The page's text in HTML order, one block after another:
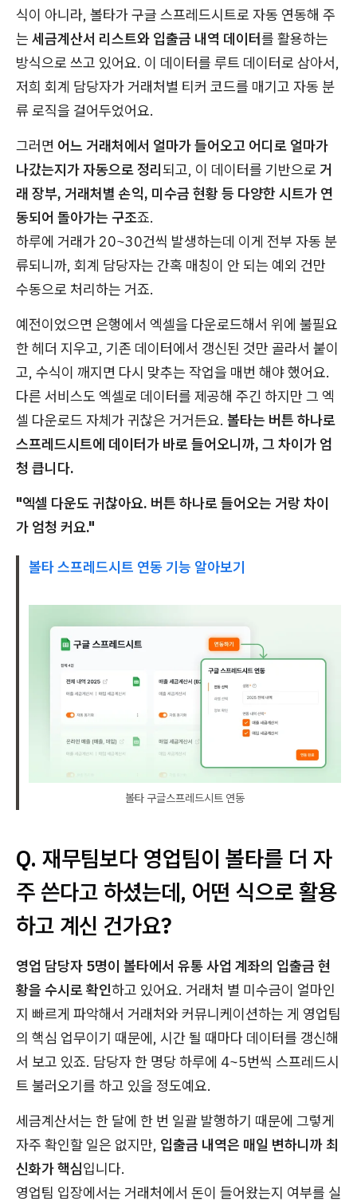
식이 아니라, 볼타가 구글 스프레드시트로 자동 연동해 주
는 세금계산서 리스트와 입출금 내역 데이터를 활용하는
방식으로 쓰고 있어요. 이 데이터를 루트 데이터로 삼아서,
저희 회계 담당자가 거래처별 티커 코드를 매기고 자동 분
류 로직을 걸어두었어요.
그러면 어느 거래처에서 얼마가 들어오고 어디로 얼마가
나갔는지가 자동으로 정리되고, 이 데이터를 기반으로 거
래 장부, 거래처별 손익, 미수금 현황 등 다양한 시트가 연
동되어 돌아가는 구조죠.
하루에 거래가 20~30건씩 발생하는데 이게 전부 자동 분
류되니까, 회계 담당자는 간혹 매칭이 안 되는 예외 건만
수동으로 처리하는 거죠.
예전이었으면 은행에서 엑셀을 다운로드해서 위에 불필요
한 헤더 지우고, 기존 데이터에서 갱신된 것만 골라서 붙이
고, 수식이 깨지면 다시 맞추는 작업을 매번 해야 했어요.
다른 서비스도 엑셀로 데이터를 제공해 주긴 하지만 그 엑
셀 다운로드 자체가 귀찮은 거거든요. 볼타는 버튼 하나로
스프레드시트에 데이터가 바로 들어오니까, 그 차이가 엄
청 큽니다.
"엑셀 다운도 귀찮아요. 버튼 하나로 들어오는 거랑 차이
가 엄청 커요."
볼타 스프레드시트 연동 기능 알아보기
볼타 구글스프레드시트 연동
Q. 재무팀보다 영업팀이 볼타를 더 자
주 쓴다고 하셨는데, 어떤 식으로 활용
하고 계신 건가요?
영업 담당자 5명이 볼타에서 유통 사업 계좌의 입출금 현
황을 수시로 확인하고 있어요. 거래처 별 미수금이 얼마인
지 빠르게 파악해서 거래처와 커뮤니케이션하는 게 영업팀
의 핵심 업무이기 때문에, 시간 될 때마다 데이터를 갱신해
서 보고 있죠. 담당자 한 명당 하루에 4~5번씩 스프레드시
트 불러오기를 하고 있을 정도예요.
세금계산서는 한 달에 한 번 일괄 발행하기 때문에 그렇게
자주 확인할 일은 없지만, 입출금 내역은 매일 변하니까 최
신화가 핵심입니다.
영업팀 입장에서는 거래처에서 돈이 들어왔는지 여부를 실